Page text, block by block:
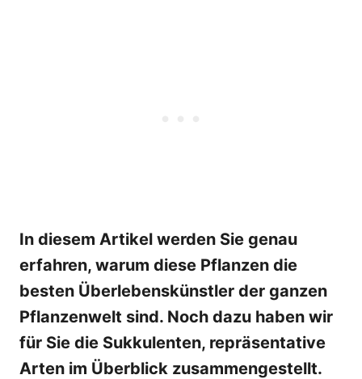
In diesem Artikel werden Sie genau
erfahren, warum diese Pflanzen die
besten Überlebenskünstler der ganzen
Pflanzenwelt sind. Noch dazu haben wir
für Sie die Sukkulenten, repräsentative
Arten im Überblick zusammengestellt.